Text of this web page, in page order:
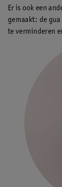
Er is ook een
gemaakt: de gua
te verminderen